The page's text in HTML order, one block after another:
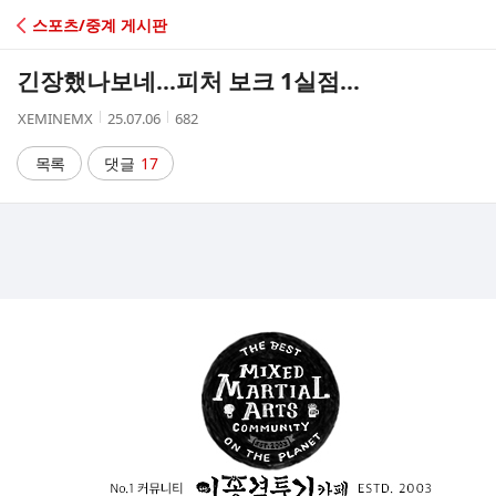
C
A
스포츠/중계 게시판
긴장했나보네…피처 보크 1실점…
작
자
XEMINEMX
작
시
간
25.07.06
조
682
목록 댓글 17